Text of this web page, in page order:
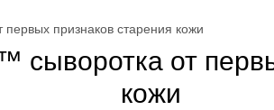
признаков старения кожи
сыворотка от
кожи